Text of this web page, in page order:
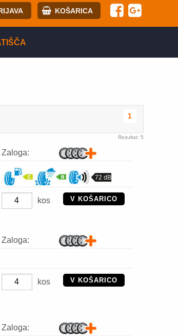
KOŠARICA
PRIJAVITE SE
1
Rezultat: 5
Zaloga:
72 dB
kos V KOŠARICO
Zaloga:
kos V KOŠARICO
Zaloga: